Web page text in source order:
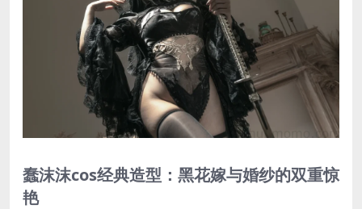
蠢沫沫cos经典造型：黑花嫁与婚纱的双重惊
艳